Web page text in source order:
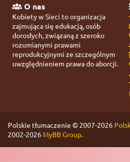
O nas
Kobiety w Sieci to organizacja
zajmująca się edukacją, osób
dorosłych, związaną z szeroko
rozumianymi prawami
reprodukcyjnymi ze szczególnym
uwzględnieniem prawa do aborcji.
Polskie tłumaczenie © 2007-2026
2002-2026 MyBB Group.